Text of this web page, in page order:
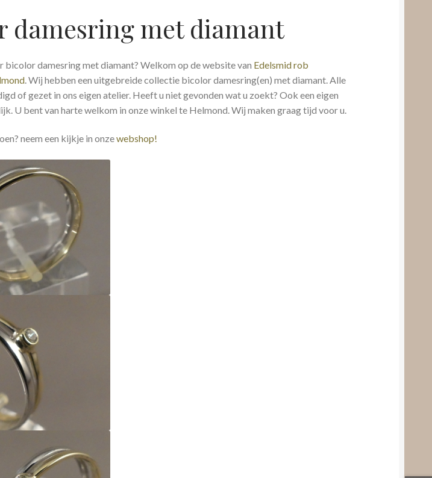
damesring met diamant
bicolor damesring met diamant? Welkom op de website van Edelsmid rob
. Wij hebben een uitgebreide collectie bicolor damesring(en) met diamant. Alle
of gezet in ons eigen atelier. Heeft u niet gevonden wat u zoekt? Ook een eigen
U bent van harte welkom in onze winkel te Helmond. Wij maken graag tijd voor u.
neem een kijkje in onzewebshop!